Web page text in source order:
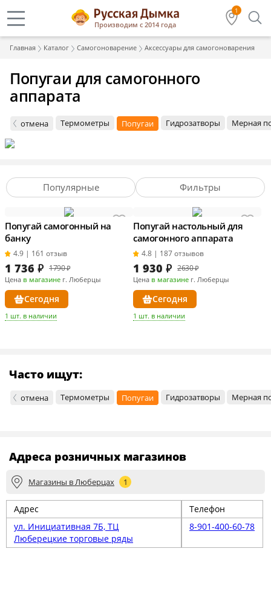
Производим с 2014 года
1
Главная Каталог Самогоноварение Аксессуары для самогоноварения
Попугаи для самогонного
аппарата
отмена Термометры Попугаи Гидрозатворы Мерная
Популярные Фильтры
Попугай самогонный на
банку
4.9 | 161 отзыв
1 736 ₽ 1790 ₽
Цена в магазине г. Люберцы
Сегодня
1 шт. в наличии
Попугай настольный для
самогонного аппарата
4.8 | 187 отзывов
1 930 ₽ 2630 ₽
Цена в магазине г. Люберцы
Сегодня
1 шт. в наличии
Часто ищут:
отмена Термометры Попугаи Гидрозатворы Мерная
Адреса розничных магазинов
Магазины в Люберцах 1
Адрес
Телефон
ул. Инициативная 7Б, ТЦ
Люберецкие торговые ряды
8-901-400-60-78